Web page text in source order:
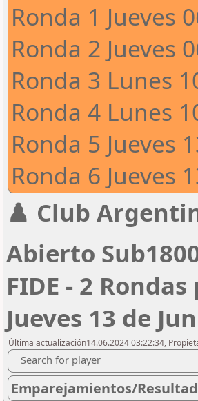
Ronda 1 Jueves
Ronda 2 Jueves
Ronda 3 Lunes
Ronda 4 Lunes
Ronda 5 Jueves
Ronda 6 Jueves
♟️ Club
Abierto
FIDE - 2
Jueves 13 de
Última actualización14.06.2024 03:22:34,
Search for player
Emparejamientos/